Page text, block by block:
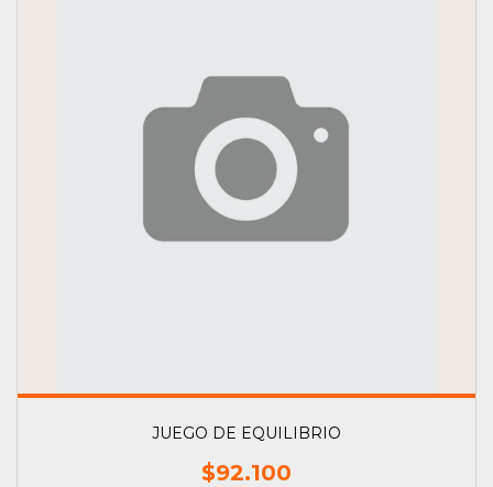
JUEGO DE EQUILIBRIO
$92.100